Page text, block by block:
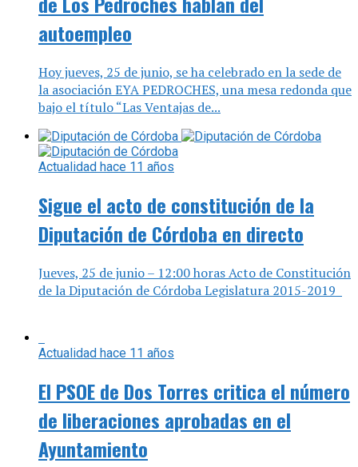
Hoy jueves, 25 de junio, se ha celebrado en la sede de
la asociación EYA PEDROCHES, una mesa redonda que
bajo el título “Las Ventajas de...
Actualidadhace 11 años
Sigue el acto de constitución de la
Diputación de Córdoba en directo
Jueves, 25 de junio – 12:00 horas Acto de Constitución
de la Diputación de Córdoba Legislatura 2015-2019
Actualidad hace 11 años
de liberaciones aprobadas en el
Ayuntamiento
[Comunicado del PSOE de Dos Torres] Hoy ha tenido
lugar el primer pleno extraordinario de esta
legislatura. Entre los distintos puntos que se han
tratado, ha...